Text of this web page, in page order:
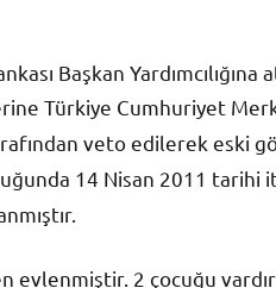
Başkan Yardımcılığına
Türkiye Cumhuriyet
veto edilerek eski
14 Nisan 2011 tarihi
evlenmiştir. 2 çocuğu vardır.